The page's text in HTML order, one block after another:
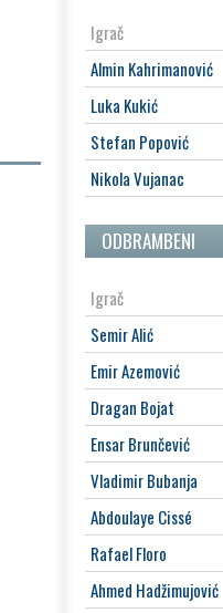
Igrač
Almin Kahrimanović
Luka Kukić
Stefan Popović
Nikola Vujanac
ODBRAMBENI
Igrač
Semir Alić
Emir Azemović
Dragan Bojat
Ensar Brunčević
Vladimir Bubanja
Abdoulaye Cissé
Rafael Floro
Ahmed Hadžimujović